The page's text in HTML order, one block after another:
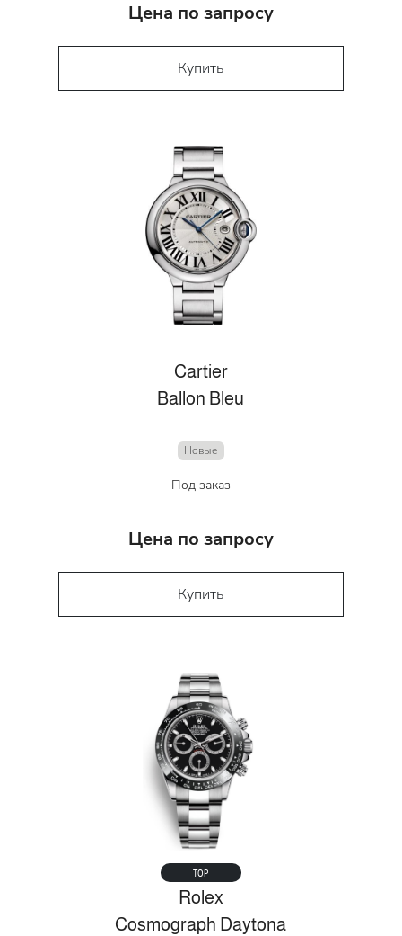
Цена по запросу
Купить
Cartier
Ballon Bleu
Новые
Под заказ
Цена по запросу
Купить
TOP
Rolex
Cosmograph Daytona